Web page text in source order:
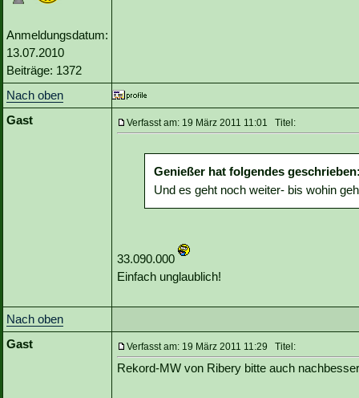
Anmeldungsdatum:
13.07.2010
Beiträge: 1372
Nach oben
Gast
Verfasst am: 19 März 2011 11:01 Titel:
Genießer hat folgendes
Und es geht noch weiter- bis wohin
33.090.000
Einfach unglaublich!
Nach oben
Gast
Verfasst am: 19 März 2011 11:29 Titel:
Rekord-MW von Ribery bitte auch